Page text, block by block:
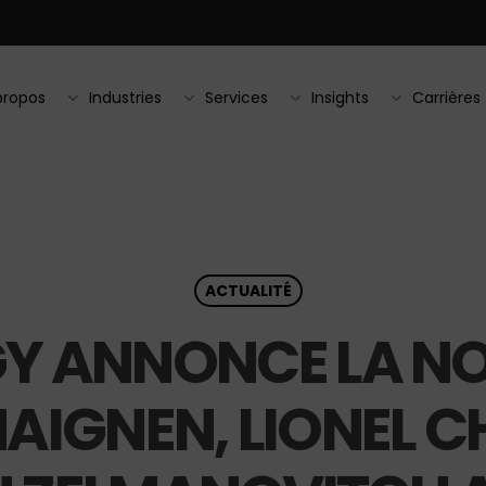
Industries Services Insights Carrières
ACTUALITÉ
ANNONCE LA
LIONEL